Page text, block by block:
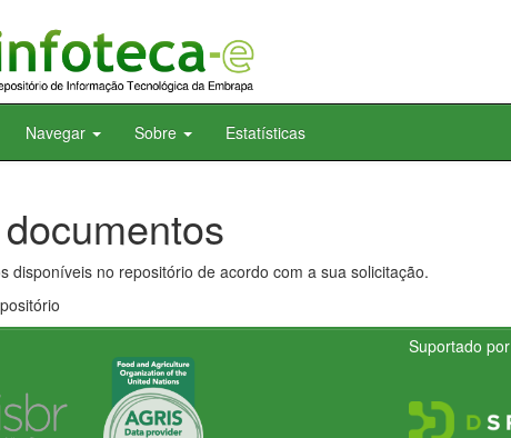
Navegar Sobre Estatísticas
disponíveis no repositório de acordo com a sua solicitação.
Suportado por